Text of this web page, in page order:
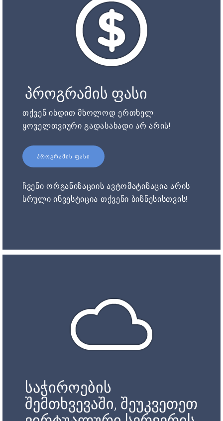
პროგრამის ფასი
თქვენ იხდით მხოლოდ ერთხელ.
ყოველთვიური გადასახადი არ არის!
ᲞᲠᲝᲒᲠᲐᲛᲘᲡ ᲤᲐᲡᲘ
ჩვენი ორგანიზაციის ავტომატიზაცია არის
სრული ინვესტიცია თქვენი ბიზნესისთვის!
საჭიროების
შემთხვევაში, შეუკვეთეთ